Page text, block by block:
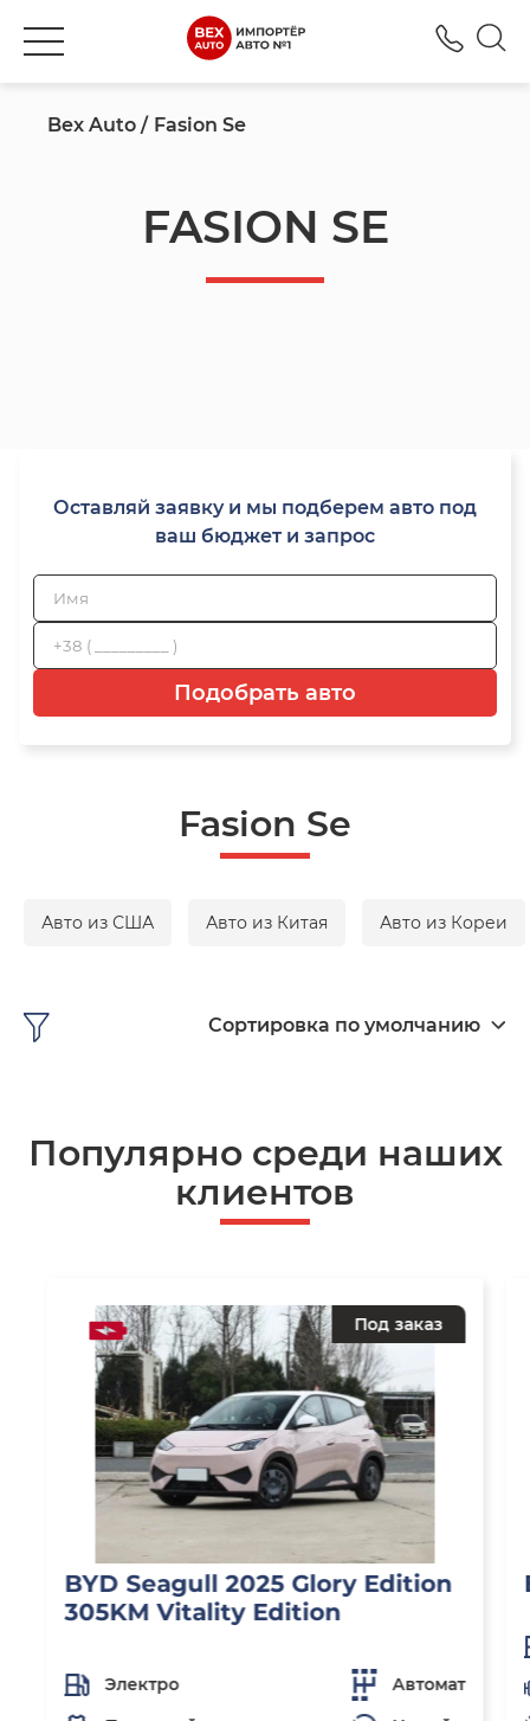
Bex Auto Fasion Se
FASION SE
Оставляй заявку и мы подберем авто под
ваш бюджет и запрос
Подобрать авто
Fasion Se
Авто из США Авто из Китая Авто из Кореи
Сортировка по умолчанию
Популярно среди наших
клиентов
Под заказ
BYD Seagull 2025 Glory Edition
305KM Vitality Edition
Электро
Автомат